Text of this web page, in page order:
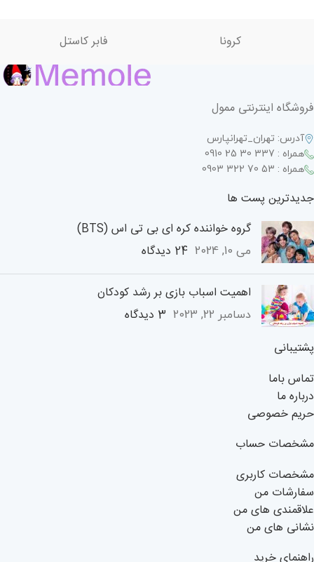
کرونا فابر کاستل
فروشگاه اینترنتی ممول
آدرس: تهران_تهرانپارس
همراه : 337 30 25 0910
همراه : 53 70 322 0903
جدیدترین پست ها
گروه خواننده کره ای بی تی اس (BTS)
می 10, 2024 24 دیدگاه
اهمیت اسباب بازی بر رشد کودکان
دسامبر 22, 2023
3 دیدگاه
پشتیبانی
تماس باما
درباره ما
حریم خصوصی
مشخصات حساب
مشخصات کاربری
سفارشات من
علاقمندی های من
نشانی های من
راهنمای خرید